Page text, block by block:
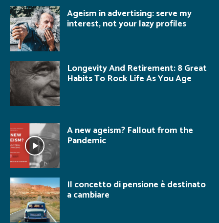
Ageism in advertising: serve my
interest, not your lazy profiles
Longevity And Retirement: 8 Great
Habits To Rock Life As You Age
A new ageism? Fallout from the
Pandemic
Il concetto di pensione è destinato
a cambiare